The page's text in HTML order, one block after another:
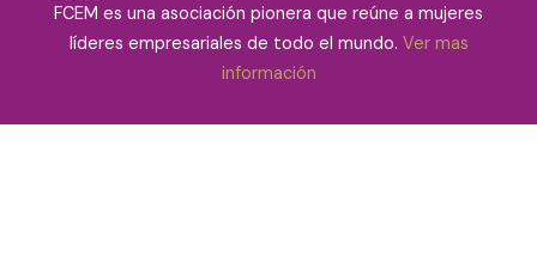
FCEM es una asociación pionera que reúne a mujeres
líderes empresariales de todo el mundo. Ver mas
información